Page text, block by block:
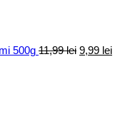
500g 11,99lei 9,99 lei